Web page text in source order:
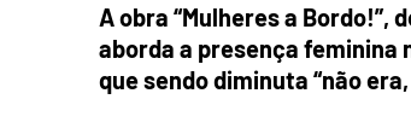
A obra “Mulheres a Bordo!”,
aborda a presença feminina
que sendo diminuta “não